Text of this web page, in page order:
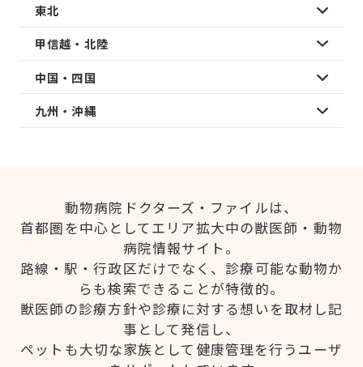
東北
甲信越・北陸
中国・四国
九州・沖縄
動物病院ドクターズ・ファイルは、
首都圏を中心としてエリア拡大中の獣医師・動物
病院情報サイト。
路線・駅・行政区だけでなく、診療可能な動物か
らも検索できることが特徴的。
獣医師の診療方針や診療に対する想いを取材し記
事として発信し、
ペットも大切な家族として健康管理を行うユーザ